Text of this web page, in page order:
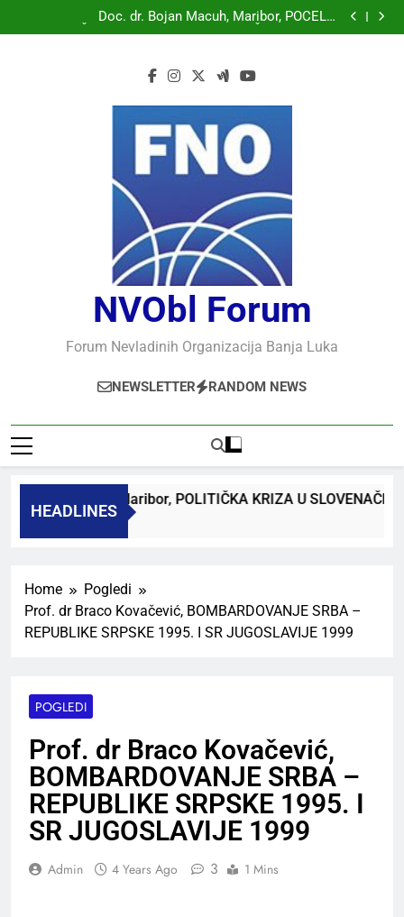
SLOVENAČKOM PARLAMENTU
Doc. dr. Bojan Macuh, Maribor, POČELO
OBILJEŽAVANJE 30 GODINA USPJEŠNOG RADA I
Prof.dr Vaso Bojanić, MOGU LI KOMPJUTERI POSTATI
Doc. dr. Bojan Macuh, Maribor, POLITIČKA KRIZA U
SLOVENAČKOM PARLAMENTU
Doc. dr. Bojan Macuh, Maribor, POČELO
RAZVOJA DEFENDOLOGIJE – POGLED IZ SLOVENIJE
AUTORITARNO LUDILO
NVObl Forum
Forum Nevladinih Organizacija Banja Luka
NEWSLETTER RANDOM NEWS
HEADLINES
Bojan Macuh, Maribor, POLITIČKA KRIZA U
Home
Pogledi
Prof. dr Braco Kovačević, BOMBARDOVANJE SRBA –
REPUBLIKE SRPSKE 1995. I SR JUGOSLAVIJE 1999
POGLEDI
Prof. dr Braco Kovačević,
BOMBARDOVANJE SRBA –
REPUBLIKE SRPSKE 1995. I
SR JUGOSLAVIJE 1999
Admin 4 Years Ago 3 1 Mins